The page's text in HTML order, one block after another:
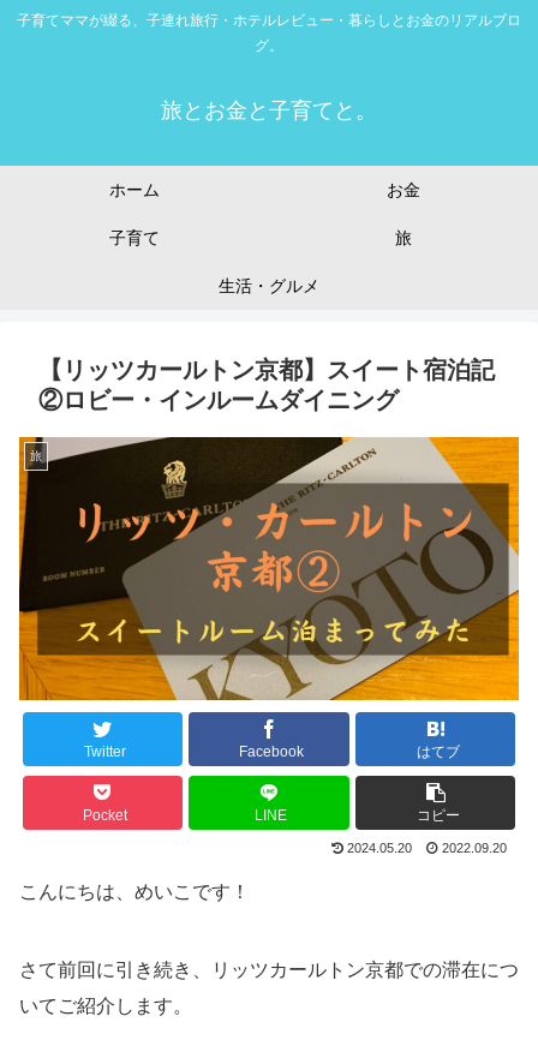
子育てママが綴る、子連れ旅行・ホテルレビュー・暮らしとお金のリアルブロ
グ。
旅とお金と子育てと。
ホーム お金
子育て 旅
生活・グルメ
【リッツカールトン京都】スイート宿泊記
②ロビー・インルームダイニング
旅
Twitter Facebook はてブ
Pocket LINE コピー
2024.05.20 2022.09.20
こんにちは、めいこです！
さて前回に引き続き、リッツカールトン京都での滞在につ
いてご紹介します。